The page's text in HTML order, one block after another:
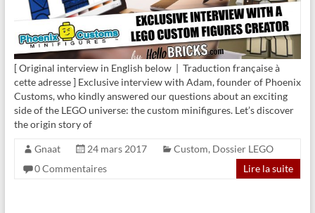
[ Original interview in English below | Traduction française à
cette adresse ] Exclusive interview with Adam, founder of Phoenix
Customs, who kindly answered our questions about an exciting
side of the LEGO universe: the custom minifigures. Let’s discover
the origin story of
Gnaat 24 mars 2017 Custom, Dossier LEGO
0 Commentaires
Lire la suite